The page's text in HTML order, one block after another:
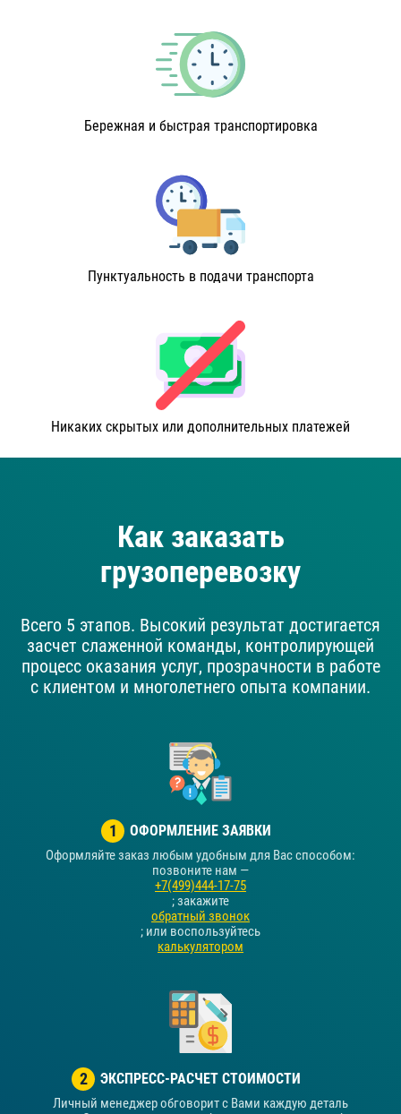
Бережная и быстрая транспортировка
Пунктуальность в подачи транспорта
Никаких скрытых или дополнительных платежей
Как заказать
грузоперевозку
Всего 5 этапов. Высокий результат достигается
засчет слаженной команды, контролирующей
процесс оказания услуг, прозрачности в работе
с клиентом и многолетнего опыта компании.
1 ОФОРМЛЕНИЕ ЗАЯВКИ
Оформляйте заказ любым удобным для Вас способом:
позвоните нам —
+7(499)444-17-75
; закажите
обратный звонок
; или воспользуйтесь
калькулятором
2 ЭКСПРЕСС-РАСЧЕТ СТОИМОСТИ
Личный менеджер обговорит с Вами каждую деталь